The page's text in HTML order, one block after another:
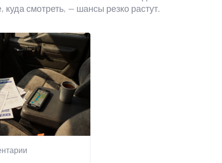
куда смотреть, — шансы резко растут.